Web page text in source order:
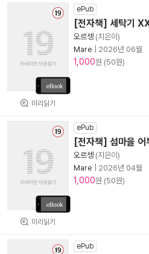
미리읽기
ePub
[전자책] 세탁기
오르셍 (지은이)
Mare
2026년 06월
1,000원 (50원)
미리읽기
ePub
[전자책] 섬마을 어
오르셍 (지은이)
Mare
2026년 04월
1,000원 (50원)
ePub